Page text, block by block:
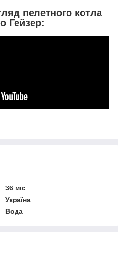
пелетного котла
Гейзер:
36 міс
Україна
Вода